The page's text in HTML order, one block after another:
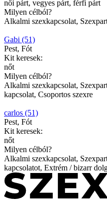
női párt, vegyes párt, férfi párt
Milyen célból?
Alkalmi szexkapcsolat,
Gabi (51)
Pest, Fót
Kit keresek:
nőt
Milyen célból?
Alkalmi szexkapcsolat,
kapcsolat, Csoportos szexre
carlos (51)
Pest, Fót
Kit keresek:
nőt
Milyen célból?
Alkalmi szexkapcsolat,
kapcsolatot, Extrém / bizarr